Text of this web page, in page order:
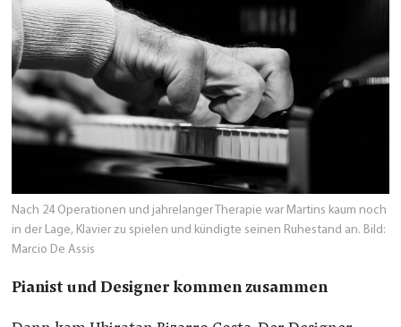
Nach 24 Operationen und jahrelanger Therapie war Martins kaum noch
in der Lage, Klavier zu spielen und kündigte seinen Ruhestand an. Bild:
Marcio De Assis
Pianist und Designer kommen zusammen